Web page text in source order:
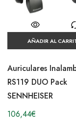
AÑADIR AL
Auriculares
RS119 DUO Pack
SENNHEISER
106,44€